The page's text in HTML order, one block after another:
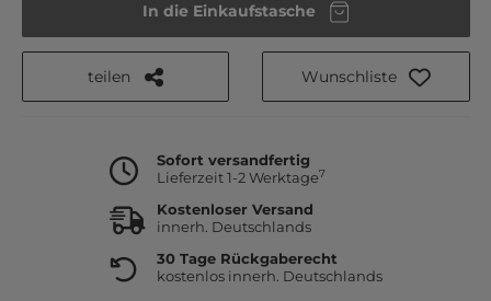
In die Einkaufstasche
teilen Wunschliste
Sofort versandfertig
Lieferzeit 1-2 Werktage7
Kostenloser Versand
innerh. Deutschlands
30 Tage Rückgaberecht
kostenlos innerh. Deutschlands